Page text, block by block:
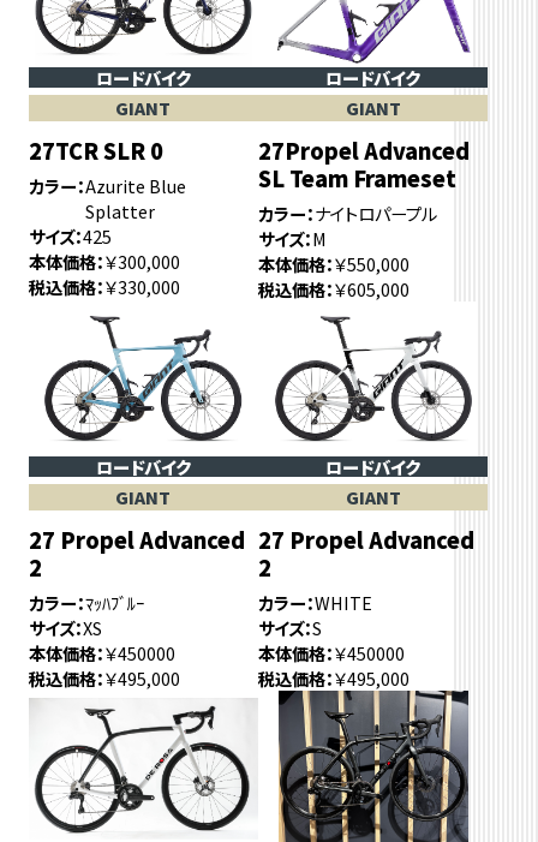
ロードバイク
GIANT
27TCR SLR 0
カラー Azurite Blue
Splatter
サイズ 425
本体価格 ￥300,000
税込価格 ￥330,000
ロードバイク
GIANT
27Propel Advanced
SL Team Frameset
カラー ナイトロパープル
サイズ M
本体価格 ￥550,000
税込価格 ￥605,000
ロードバイク
GIANT
27 Propel Advanced
2
カラー ﾏｯﾊﾌﾞﾙｰ
サイズ XS
本体価格 ￥450000
税込価格 ￥495,000
ロードバイク
GIANT
27 Propel Advanced
2
カラー WHITE
サイズ S
本体価格 ￥450000
税込価格 ￥495,000